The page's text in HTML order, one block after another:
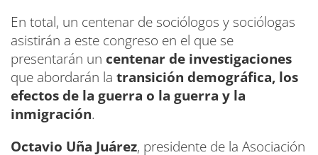
En total, un centenar de sociólogos y sociólogas
asistirán a este congreso en el que se
presentarán un centenar de investigaciones
que abordarán la transición demográfica, los
efectos de la guerra o la guerra y la
inmigración.
Octavio Uña Juárez, presidente de la Asociación